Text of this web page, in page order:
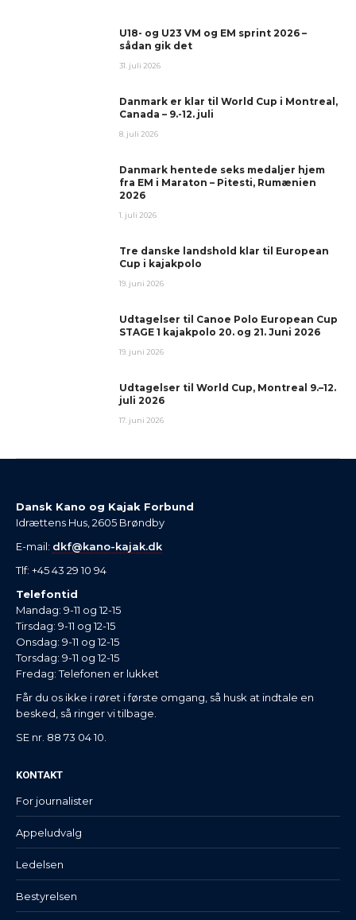
U18- og U23 VM og EM sprint 2026 –
sådan gik det
31. juli 2026
Danmark er klar til World Cup i Montreal,
Canada – 9.-12. juli
8. juli 2026
Danmark hentede seks medaljer hjem
fra EM i Maraton – Pitesti, Rumænien
2026
1. juli 2026
Tre danske landshold klar til European
Cup i kajakpolo
19. juni 2026
Udtagelser til Canoe Polo European Cup
STAGE 1 kajakpolo 20. og 21. Juni 2026
19. juni 2026
Udtagelser til World Cup, Montreal 9.–12.
juli 2026
17. juni 2026
Dansk Kano og Kajak Forbund
Idrættens Hus, 2605 Brøndby
E-mail: dkf@kano-kajak.dk
Tlf: +45 43 29 10 94
Telefontid
Mandag: 9-11 og 12-15
Tirsdag: 9-11 og 12-15
Onsdag: 9-11 og 12-15
Torsdag: 9-11 og 12-15
Fredag: Telefonen er lukket
Får du os ikke i røret i første omgang, så husk at indtale en
besked, så ringer vi tilbage.
SE nr. 88 73 04 10.
KONTAKT
For journalister
Appeludvalg
Ledelsen
Bestyrelsen